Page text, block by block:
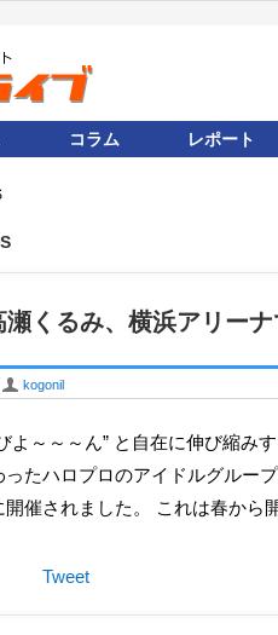
コラム レポート
瀬くるみ、横浜アリー
U kogonil
ーマンスする小劇団テイストな、一風
ったハロプロのアイドルグルー
開催されました。 これは春か
Tweet